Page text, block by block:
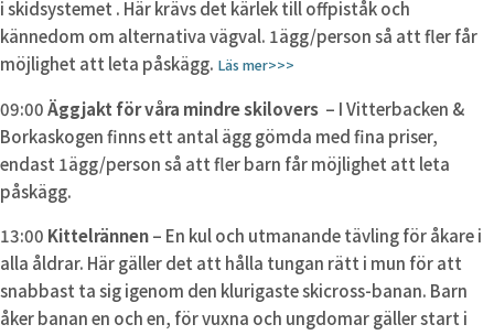
i skidsystemet . Här krävs det kärlek till offpiståk och
kännedom om alternativa vägval. 1ägg/person så att fler får
möjlighet att leta påskägg. Läs mer>>>
09:00Äggjakt för våra mindre skilovers – I Vitterbacken &
Borkaskogen finns ett antal ägg gömda med fina priser,
endast 1ägg/person så att fler barn får möjlighet att leta
påskägg.
13:00 Kittelrännen– En kul och utmanande tävling för åkare i
alla åldrar. Här gäller det att hålla tungan rätt i mun för att
snabbast ta sig igenom den klurigaste skicross-banan. Barn
åker banan en och en, för vuxna och ungdomar gäller start i